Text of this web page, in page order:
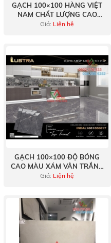
GẠCH 100×100 HÀNG VIỆT
NAM CHẤT LƯỢNG CAO
1003
Giá: Liện hệ
GẠCH 100×100 ĐỘ BÓNG
CAO MÀU XÁM VÂN TRẮNG
TRANG TRÍ KHÔNG GIAN
Giá: Liện hệ